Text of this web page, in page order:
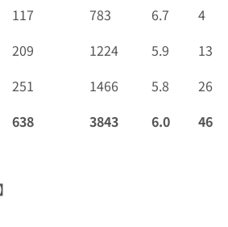
117 783 6.7
4
209 1224 5.9
13
251 1466 5.8
26
638 3843 6.0 46